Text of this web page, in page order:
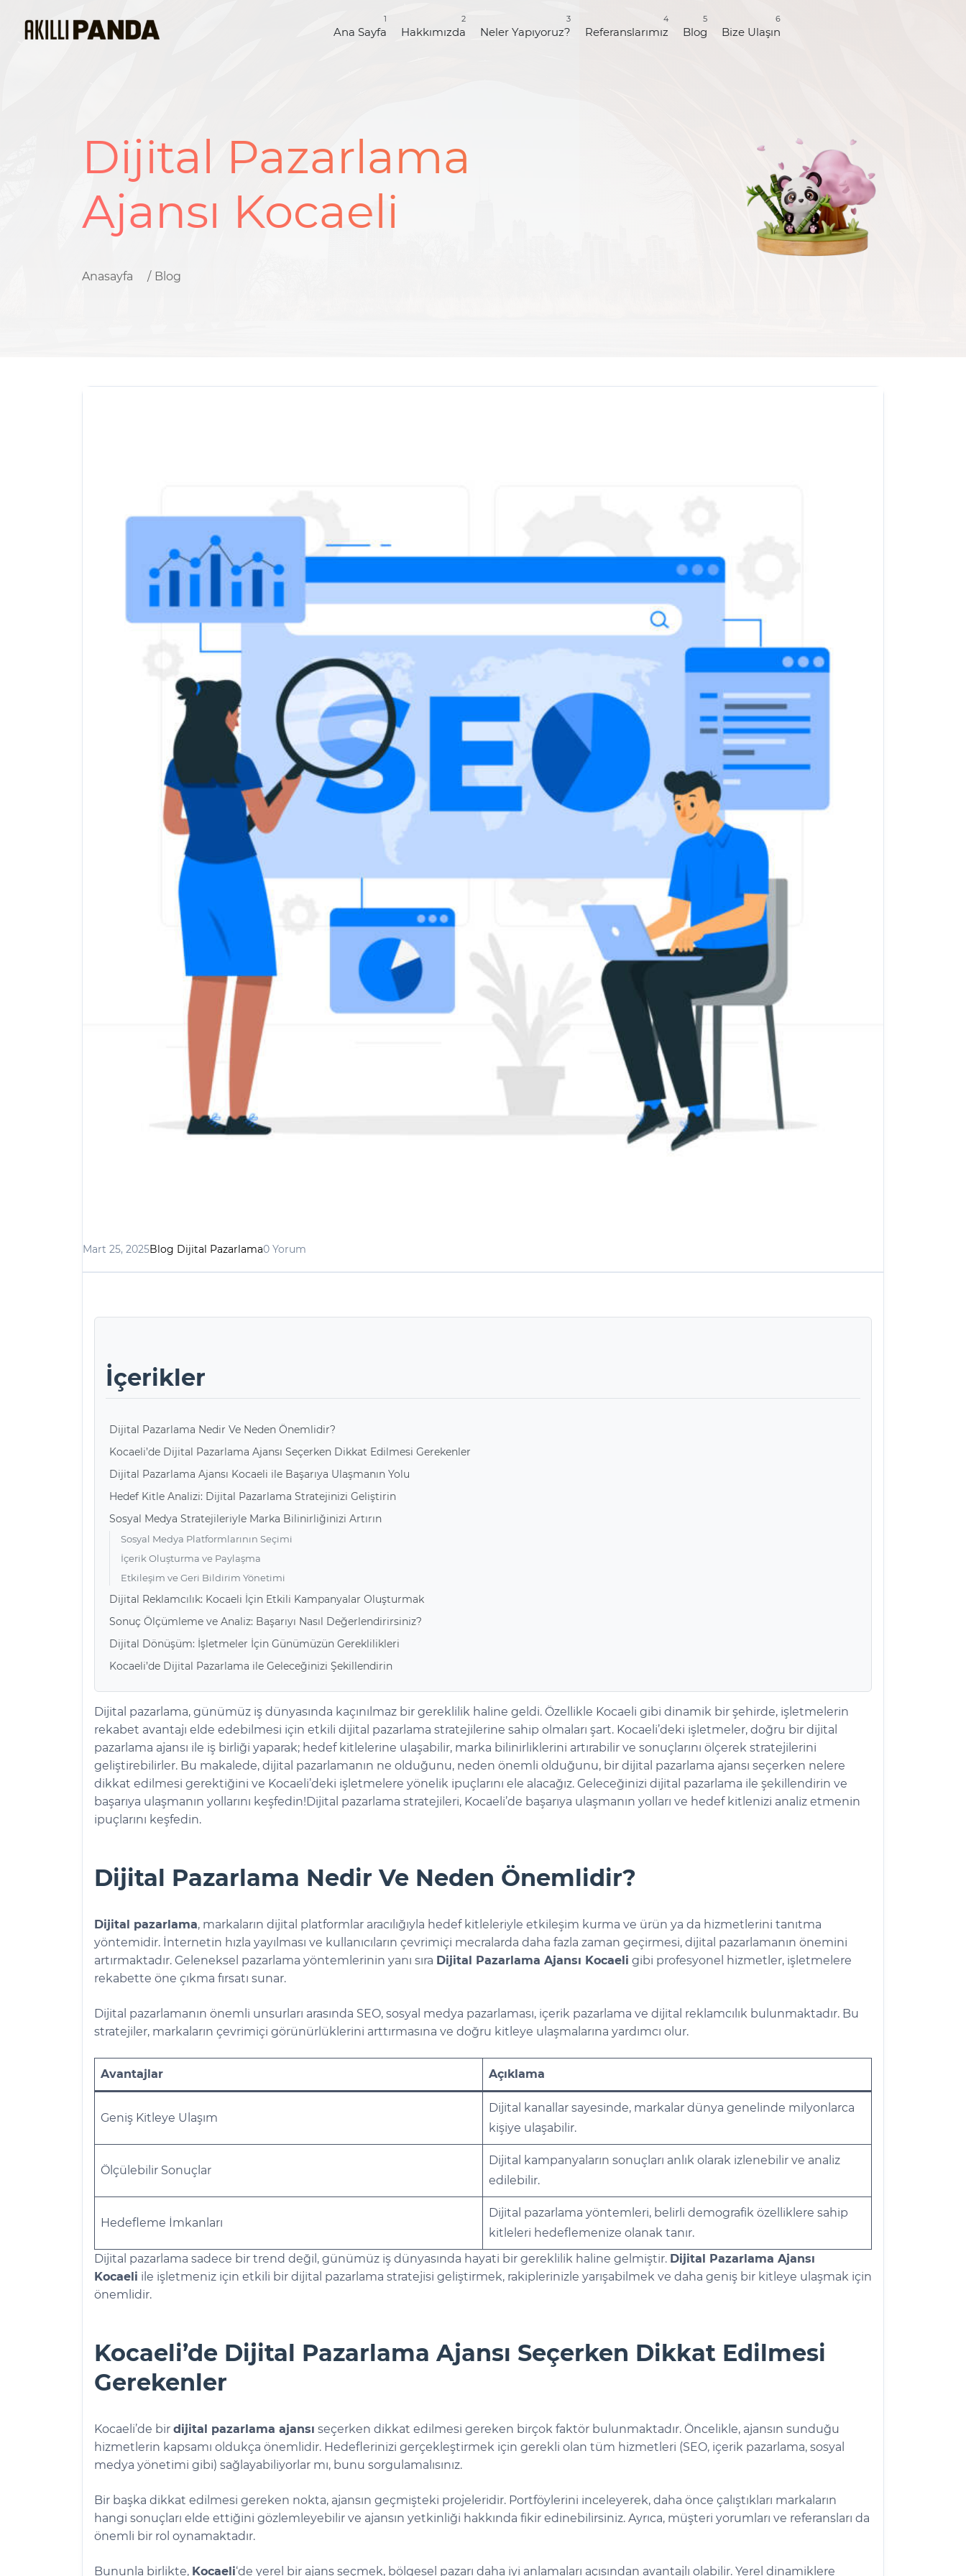
1
Ana Sayfa
2
Hakkımızda
3
Neler Yapıyoruz?
4
Referanslarımız
5
Blog
6
Bize Ulaşın
Dijital Pazarlama
Ajansı Kocaeli
Anasayfa Blog
Mart 25, 2025Blog Dijital Pazarlama0 Yorum
İçerikler
Dijital Pazarlama Nedir Ve Neden Önemlidir?
Kocaeli’de Dijital Pazarlama Ajansı Seçerken Dikkat Edilmesi Gerekenler
Dijital Pazarlama Ajansı Kocaeli ile Başarıya Ulaşmanın Yolu
Hedef Kitle Analizi: Dijital Pazarlama Stratejinizi Geliştirin
Sosyal Medya Stratejileriyle Marka Bilinirliğinizi Artırın
Sosyal Medya Platformlarının Seçimi
İçerik Oluşturma ve Paylaşma
Etkileşim ve Geri Bildirim Yönetimi
Dijital Reklamcılık: Kocaeli İçin Etkili Kampanyalar Oluşturmak
Sonuç Ölçümleme ve Analiz: Başarıyı Nasıl Değerlendirirsiniz?
Dijital Dönüşüm: İşletmeler İçin Günümüzün Gereklilikleri
Kocaeli’de Dijital Pazarlama ile Geleceğinizi Şekillendirin
Dijital pazarlama, günümüz iş dünyasında kaçınılmaz bir gereklilik haline geldi. Özellikle Kocaeli gibi dinamik bir şehirde, işletmelerin
rekabet avantajı elde edebilmesi için etkili dijital pazarlama stratejilerine sahip olmaları şart. Kocaeli’deki işletmeler, doğru bir dijital
pazarlama ajansı ile iş birliği yaparak; hedef kitlelerine ulaşabilir, marka bilinirliklerini artırabilir ve sonuçlarını ölçerek stratejilerini
geliştirebilirler. Bu makalede, dijital pazarlamanın ne olduğunu, neden önemli olduğunu, bir dijital pazarlama ajansı seçerken nelere
dikkat edilmesi gerektiğini ve Kocaeli’deki işletmelere yönelik ipuçlarını ele alacağız. Geleceğinizi dijital pazarlama ile şekillendirin ve
başarıya ulaşmanın yollarını keşfedin!Dijital pazarlama stratejileri, Kocaeli’de başarıya ulaşmanın yolları ve hedef kitlenizi analiz etmenin
ipuçlarını keşfedin.
Dijital Pazarlama Nedir Ve Neden Önemlidir?
Dijital pazarlama, markaların dijital platformlar aracılığıyla hedef kitleleriyle etkileşim kurma ve ürün ya da hizmetlerini tanıtma
yöntemidir. İnternetin hızla yayılması ve kullanıcıların çevrimiçi mecralarda daha fazla zaman geçirmesi, dijital pazarlamanın önemini
artırmaktadır. Geleneksel pazarlama yöntemlerinin yanı sıra Dijital Pazarlama Ajansı Kocaeli gibi profesyonel hizmetler, işletmelere
rekabette öne çıkma fırsatı sunar.
Dijital pazarlamanın önemli unsurları arasında SEO, sosyal medya pazarlaması, içerik pazarlama ve dijital reklamcılık bulunmaktadır. Bu
stratejiler, markaların çevrimiçi görünürlüklerini arttırmasına ve doğru kitleye ulaşmalarına yardımcı olur.
Avantajlar Açıklama
Geniş Kitleye Ulaşım
Dijital kanallar sayesinde, markalar dünya genelinde milyonlarca
kişiye ulaşabilir.
Ölçülebilir Sonuçlar
Dijital kampanyaların sonuçları anlık olarak izlenebilir ve analiz
edilebilir.
Hedefleme İmkanları
Dijital pazarlama yöntemleri, belirli demografik özelliklere sahip
kitleleri hedeflemenize olanak tanır.
Dijital pazarlama sadece bir trend değil, günümüz iş dünyasında hayati bir gereklilik haline gelmiştir. Dijital Pazarlama Ajansı
Kocaeli ile işletmeniz için etkili bir dijital pazarlama stratejisi geliştirmek, rakiplerinizle yarışabilmek ve daha geniş bir kitleye ulaşmak için
önemlidir.
Kocaeli’de Dijital Pazarlama Ajansı Seçerken Dikkat Edilmesi
Gerekenler
Kocaeli’de bir dijital pazarlama ajansı seçerken dikkat edilmesi gereken birçok faktör bulunmaktadır. Öncelikle, ajansın sunduğu
hizmetlerin kapsamı oldukça önemlidir. Hedeflerinizi gerçekleştirmek için gerekli olan tüm hizmetleri (SEO, içerik pazarlama, sosyal
medya yönetimi gibi) sağlayabiliyorlar mı, bunu sorgulamalısınız.
Bir başka dikkat edilmesi gereken nokta, ajansın geçmişteki projeleridir. Portföylerini inceleyerek, daha önce çalıştıkları markaların
hangi sonuçları elde ettiğini gözlemleyebilir ve ajansın yetkinliği hakkında fikir edinebilirsiniz. Ayrıca, müşteri yorumları ve referansları da
önemli bir rol oynamaktadır.
Bununla birlikte, Kocaeli‘de yerel bir ajans seçmek, bölgesel pazarı daha iyi anlamaları açısından avantajlı olabilir. Yerel dinamiklere